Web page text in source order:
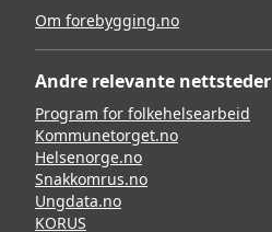
Om forebygging.no
Andre relevante nettsteder
Program for folkehelsearbeid
Kommunetorget.no
Helsenorge.no
Snakkomrus.no
Ungdata.no
KORUS